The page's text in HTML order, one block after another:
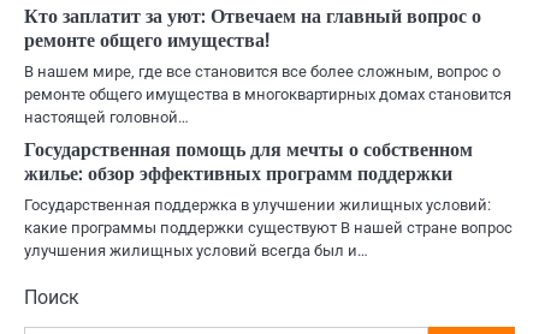
Кто заплатит за уют: Отвечаем на главный вопрос о
ремонте общего имущества!
В нашем мире, где все становится все более сложным, вопрос о
ремонте общего имущества в многоквартирных домах становится
настоящей головной…
Государственная помощь для мечты о собственном
жилье: обзор эффективных программ поддержки
Государственная поддержка в улучшении жилищных условий:
какие программы поддержки существуют В нашей стране вопрос
улучшения жилищных условий всегда был и…
Поиск